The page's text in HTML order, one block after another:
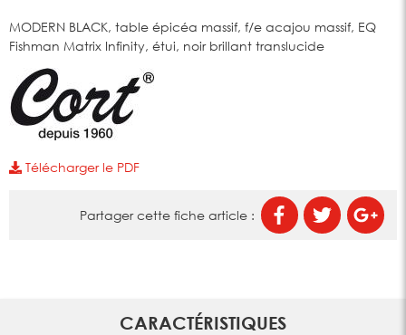
MODERN BLACK, table épicéa massif, f/e acajou massif, EQ
Fishman Matrix Infinity, étui, noir brillant translucide
Télécharger le PDF
Partager cette fiche article :
CARACTÉRISTIQUES